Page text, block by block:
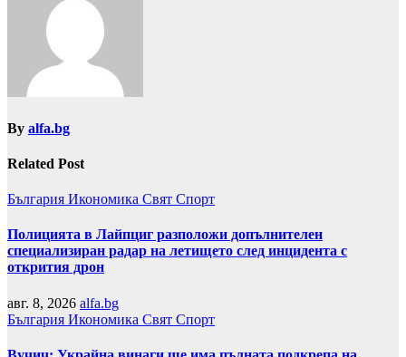
By alfa.bg
Related Post
България Икономика Свят Спорт
Полицията в Лайпциг разположи допълнителен
специализиран радар на летището след инцидента с
открития дрон
авг. 8, 2026 alfa.bg
България Икономика Свят Спорт